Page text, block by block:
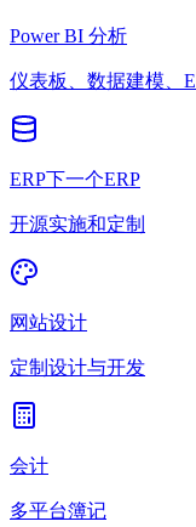
Power BI 分析
仪表板、数据建模、
ERP下一个ERP
开源实施和定制
网站设计
定制设计与开发
会计
多平台簿记